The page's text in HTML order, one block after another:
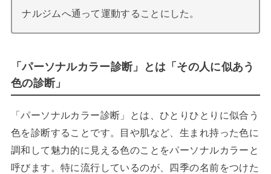
ナルジムへ通って運動することにした。
「パーソナルカラー診断」とは「その人に似あう
色の診断」
「パーソナルカラー診断」とは、ひとりひとりに似合う
色を診断することです。目や肌など、生まれ持った色に
調和して魅力的に見える色のことをパーソナルカラーと
呼びます。特に流行しているのが、四季の名前をつけた